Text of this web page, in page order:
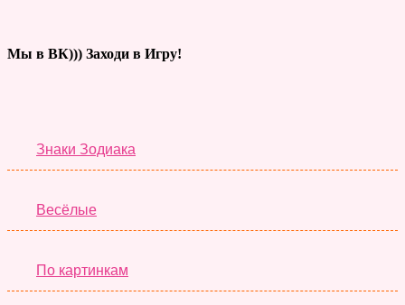
Мы в ВК))) Заходи в Игру!
Знаки Зодиака
Весёлые
По картинкам